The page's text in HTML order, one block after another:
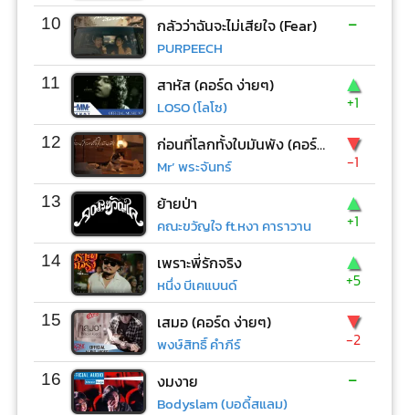
10 กลัวว่าฉันจะไม่เสียใจ (Fear)
PURPEECH
-
11 สาหัส (คอร์ด ง่ายๆ)
LOSO (โลโซ)
▲
+1
12 ก่อนที่โลกทั้งใบมันพัง (คอร์ด ง่ายๆ)
Mr’ พระจันทร์
▼
-1
13 ย้ายป่า
คณะขวัญใจ ft.หงา คาราวาน
▲
+1
14 เพราะพี่รักจริง
หนึ่ง บีเคแบนด์
▲
+5
15 เสมอ (คอร์ด ง่ายๆ)
พงษ์สิทธิ์ คำภีร์
▼
-2
16 งมงาย
Bodyslam (บอดี้สแลม)
-